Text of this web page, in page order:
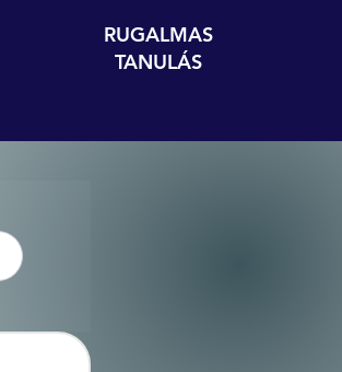
RUGALMAS
TANULÁS